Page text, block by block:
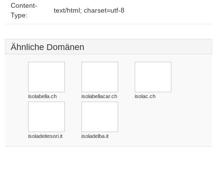
Content-
Type:
text/html; charset=utf-8
Ähnliche Domänen
isolabella.ch isolabellacar.ch isolac.ch
isoladeitesori.it isoladelba.it